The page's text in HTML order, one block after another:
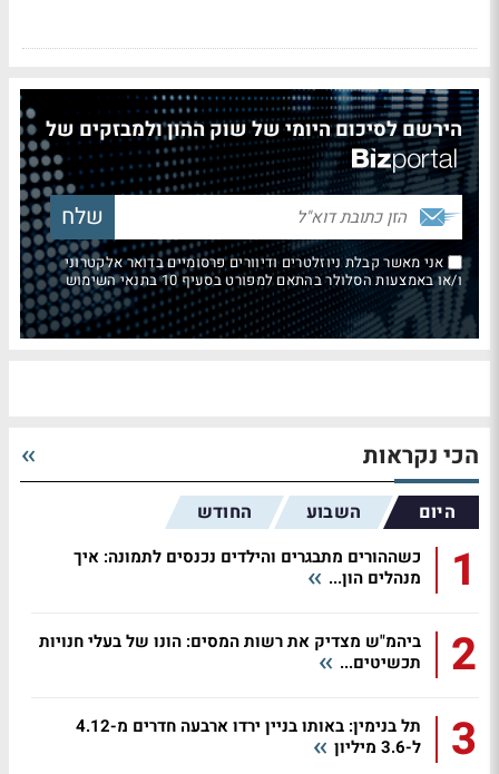
הירשם לסיכום היומי של שוק ההון ולמבזקים של
אני מאשר קבלת ניוזלטרים ודיוורים פרסומיים בדואר אלקטרוני
ו/או באמצעות הסלולר בהתאם למפורט בסעיף 10 בתנאי השימוש
הכי נקראות
היום השבוע החודש
1
כשההורים מתבגרים והילדים נכנסים לתמונה: איך
מנהלים הון...
2
ביהמ"ש מצדיק את רשות המסים: הונו של בעלי חנויות
תכשיטים...
3
תל בנימין: באותו בניין ירדו ארבעה חדרים מ-4.12
ל-3.6 מיליון